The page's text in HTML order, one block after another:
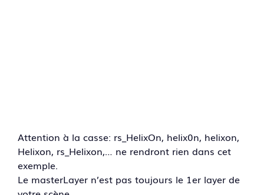
Attention à la casse: rs_HelixOn, helix0n, helixon,
Helixon, rs_Helixon,… ne rendront rien dans cet
exemple.
Le masterLayer n’est pas toujours le 1er layer de